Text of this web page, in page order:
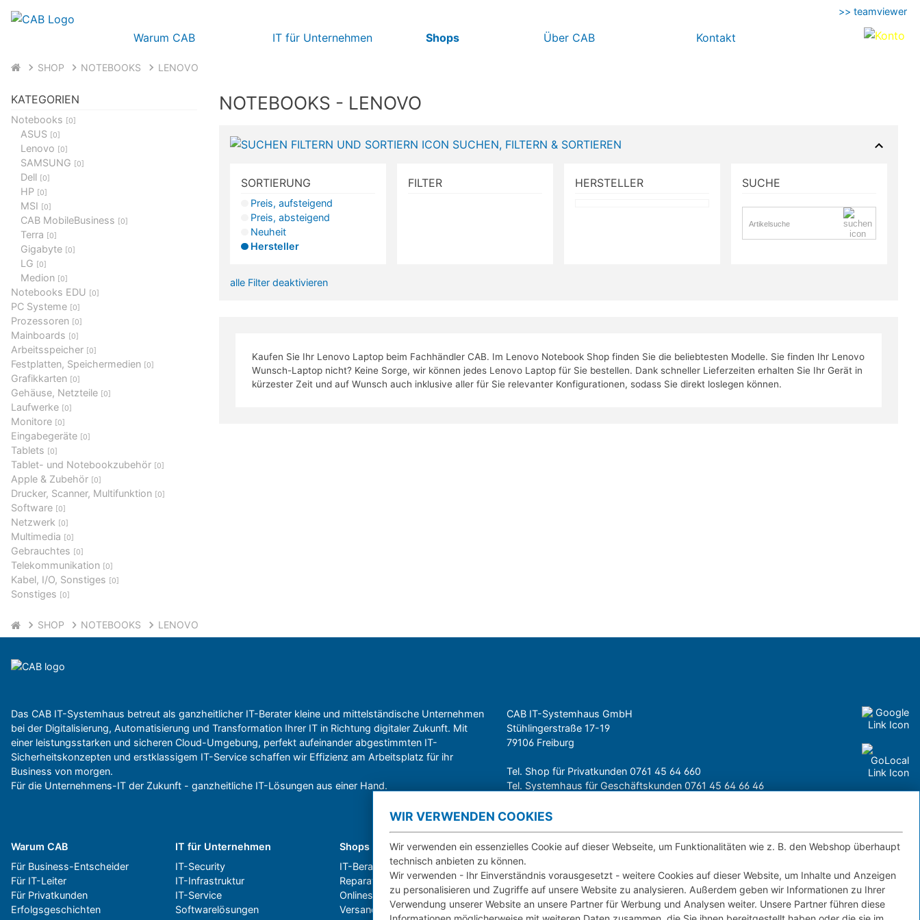
Warum CAB IT für Unternehmen Shops Über CAB Kontakt
>> teamviewer
SHOP NOTEBOOKS LENOVO
KATEGORIEN
Notebooks [0]
ASUS [0]
Lenovo [0]
SAMSUNG [0]
Dell [0]
HP [0]
MSI [0]
CAB MobileBusiness [0]
Terra [0]
Gigabyte [0]
LG [0]
Medion [0]
Notebooks EDU [0]
PC Systeme [0]
Prozessoren [0]
Mainboards [0]
Arbeitsspeicher [0]
Festplatten, Speichermedien [0]
Grafikkarten [0]
Gehäuse, Netzteile [0]
Laufwerke [0]
Monitore [0]
Eingabegeräte [0]
Tablets [0]
Tablet- und Notebookzubehör [0]
Apple & Zubehör [0]
Drucker, Scanner, Multifunktion [0]
Software [0]
Netzwerk [0]
Multimedia [0]
Gebrauchtes [0]
Telekommunikation [0]
Kabel, I/O, Sonstiges [0]
Sonstiges [0]
NOTEBOOKS - LENOVO
SUCHEN, FILTERN & SORTIEREN
SORTIERUNG
Preis, aufsteigend
Preis, absteigend
Neuheit
Hersteller
FILTER HERSTELLER SUCHE
alle Filter deaktivieren
Kaufen Sie Ihr Lenovo Laptop beim Fachhändler CAB. Im Lenovo Notebook Shop finden Sie die beliebtesten Modelle. Sie finden Ihr Lenovo
Wunsch-Laptop nicht? Keine Sorge, wir können jedes Lenovo Laptop für Sie bestellen. Dank schneller Lieferzeiten erhalten Sie Ihr Gerät in
kürzester Zeit und auf Wunsch auch inklusive aller für Sie relevanter Konfigurationen, sodass Sie direkt loslegen können.
SHOP NOTEBOOKS LENOVO
Das CAB IT-Systemhaus betreut als ganzheitlicher IT-Berater kleine und mittelständische Unternehmen
bei der Digitalisierung, Automatisierung und Transformation Ihrer IT in Richtung digitaler Zukunft. Mit
einer leistungsstarken und sicheren Cloud-Umgebung, perfekt aufeinander abgestimmten IT-
Sicherheitskonzepten und erstklassigem IT-Service schaffen wir Effizienz am Arbeitsplatz für ihr
Business von morgen.
Für die Unternehmens-IT der Zukunft - ganzheitliche IT-Lösungen aus einer Hand.
CAB IT-Systemhaus GmbH
Stühlingerstraße 17-19
79106 Freiburg
Tel. Shop für Privatkunden0761 45 64 660
Tel. Systemhaus für Geschäftskunden0761 45 64 66 46
Warum CAB
Für Business-Entscheider
Für IT-Leiter
Für Privatkunden
Erfolgsgeschichten
IT für Unternehmen
IT-Security
IT-Infrastruktur
IT-Service
Softwarelösungen
Shops
IT-Beratung und Service
Reparatur
Onlineshop
Versand- und Zahlarten
Über CAB
Karriere
Sponsoring
Partner
News
Kontakt
IMPRESSUM
FERNWARTUNG
WIR VERWENDEN COOKIES
Wir verwenden ein essenzielles Cookie auf dieser Webseite, um Funktionalitäten wie z. B. den Webshop überhaupt
technisch anbieten zu können.
Wir verwenden - Ihr Einverständnis vorausgesetzt - weitere Cookies auf dieser Website, um Inhalte und Anzeigen
zu personalisieren und Zugriffe auf unsere Website zu analysieren. Außerdem geben wir Informationen zu Ihrer
Verwendung unserer Website an unsere Partner für Werbung und Analysen weiter. Unsere Partner führen diese